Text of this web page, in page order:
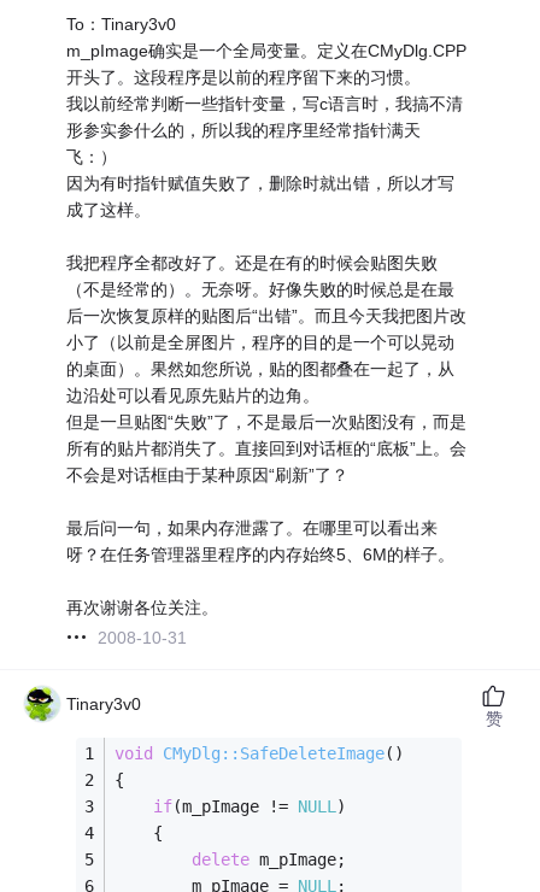
To：Tinary3v0
m_pImage确实是一个全局变量。定义在CMyDlg.CPP
开头了。这段程序是以前的程序留下来的习惯。
我以前经常判断一些指针变量，写c语言时，我搞不清
形参实参什么的，所以我的程序里经常指针满天
飞：）
因为有时指针赋值失败了，删除时就出错，所以才写
成了这样。
我把程序全都改好了。还是在有的时候会贴图失败
（不是经常的）。无奈呀。好像失败的时候总是在最
后一次恢复原样的贴图后“出错”。而且今天我把图片改
小了（以前是全屏图片，程序的目的是一个可以晃动
的桌面）。果然如您所说，贴的图都叠在一起了，从
边沿处可以看见原先贴片的边角。
但是一旦贴图“失败”了，不是最后一次贴图没有，而是
所有的贴片都消失了。直接回到对话框的“底板”上。会
不会是对话框由于某种原因“刷新”了？
最后问一句，如果内存泄露了。在哪里可以看出来
呀？在任务管理器里程序的内存始终5、6M的样子。
再次谢谢各位关注。
2008-10-31
Tinary3v0
void CMyDlg::SafeDeleteImage()
{
if(m_pImage != NULL )
    {
delete m_pImage;
        m_pImage =
NULL ;
赞